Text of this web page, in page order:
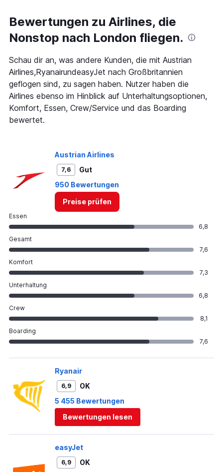
Bewertungen zu Airlines, die
Nonstop nach London fliegen.
Schau dir an, was andere Kunden, die mit Austrian
Airlines,RyanairundeasyJet nach Großbritannien
geflogen sind, zu sagen haben. Nutzer haben die
Airlines ebenso im Hinblick auf Unterhaltungsoptionen,
Komfort, Essen, Crew/Service und das Boarding
bewertet.
Austrian Airlines
7,6
Gut
950 Bewertungen
Preise prüfen
Essen
6,8
Gesamt
7,6
Komfort
7,3
Unterhaltung
6,8
Crew
8,1
Boarding
7,6
Ryanair
6,9
OK
5 455 Bewertungen
Bewertungen lesen
easyJet
6,9
OK